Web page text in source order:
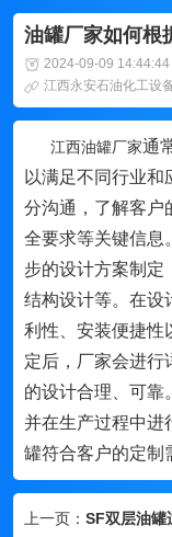
油罐厂家如何根
2024-09-09 14:44:44
江西永安石油化工设
江西油罐厂家通
以满足不同行业
分沟通，了解客户
全要求等关键信息
步的设计方案制定
结构设计等。在设
利性、安装便捷性
定后，厂家会进行
的设计合理、可靠
并在生产过程中进
罐符合客户的定制
上一页： SF双层油罐